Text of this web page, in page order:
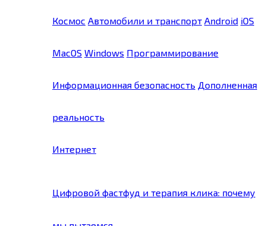
Космос Автомобили и транспорт Android iOS
MacOS Windows Программирование
Информационная безопасность Дополненная
реальность
Интернет
Цифровой фастфуд и терапия клика: почему